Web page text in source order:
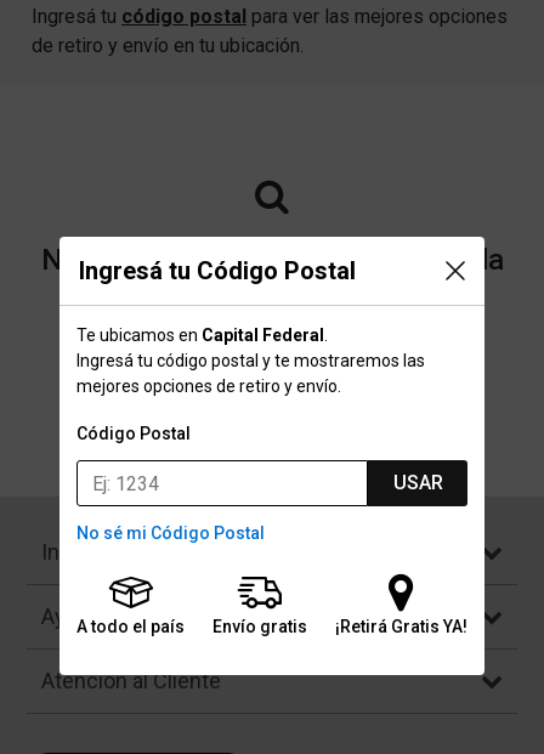
Ingresá tu Código Postal
Te ubicamos en Capital Federal
Ingresá tu código postal y te mostraremos las
mejores opciones de retiro y envío.
Código Postal
USAR
No sé mi Código Postal
A todo el país Envío gratis ¡Retirá Gratis YA!
Ingresá tu código postal para ver las mejores opciones
de retiro y envío en tu ubicación.
No encontramos resultados para la
categoría "Raqueteros" que
buscaste.
Volver a la página de inicio
Institucional
Ayuda
Atención al Cliente